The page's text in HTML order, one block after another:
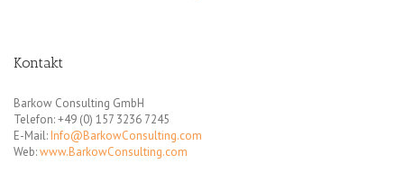
Kontakt
Barkow Consulting GmbH
Telefon: +49 (0) 157 3236 7245
E-Mail: Info@BarkowConsulting.com
Web:www.BarkowConsulting.com